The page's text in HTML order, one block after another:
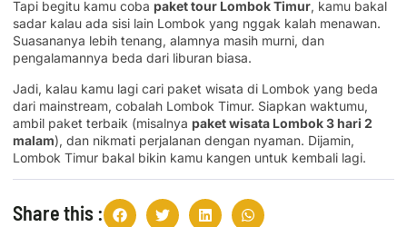
Tapi begitu kamu coba paket tour Lombok Timur, kamu bakal
sadar kalau ada sisi lain Lombok yang nggak kalah menawan.
Suasananya lebih tenang, alamnya masih murni, dan
pengalamannya beda dari liburan biasa.
Jadi, kalau kamu lagi cari paket wisata di Lombok yang beda
dari mainstream, cobalah Lombok Timur. Siapkan waktumu,
ambil paket terbaik (misalnya paket wisata Lombok 3 hari 2
malam), dan nikmati perjalanan dengan nyaman. Dijamin,
Lombok Timur bakal bikin kamu kangen untuk kembali lagi.
Share this :